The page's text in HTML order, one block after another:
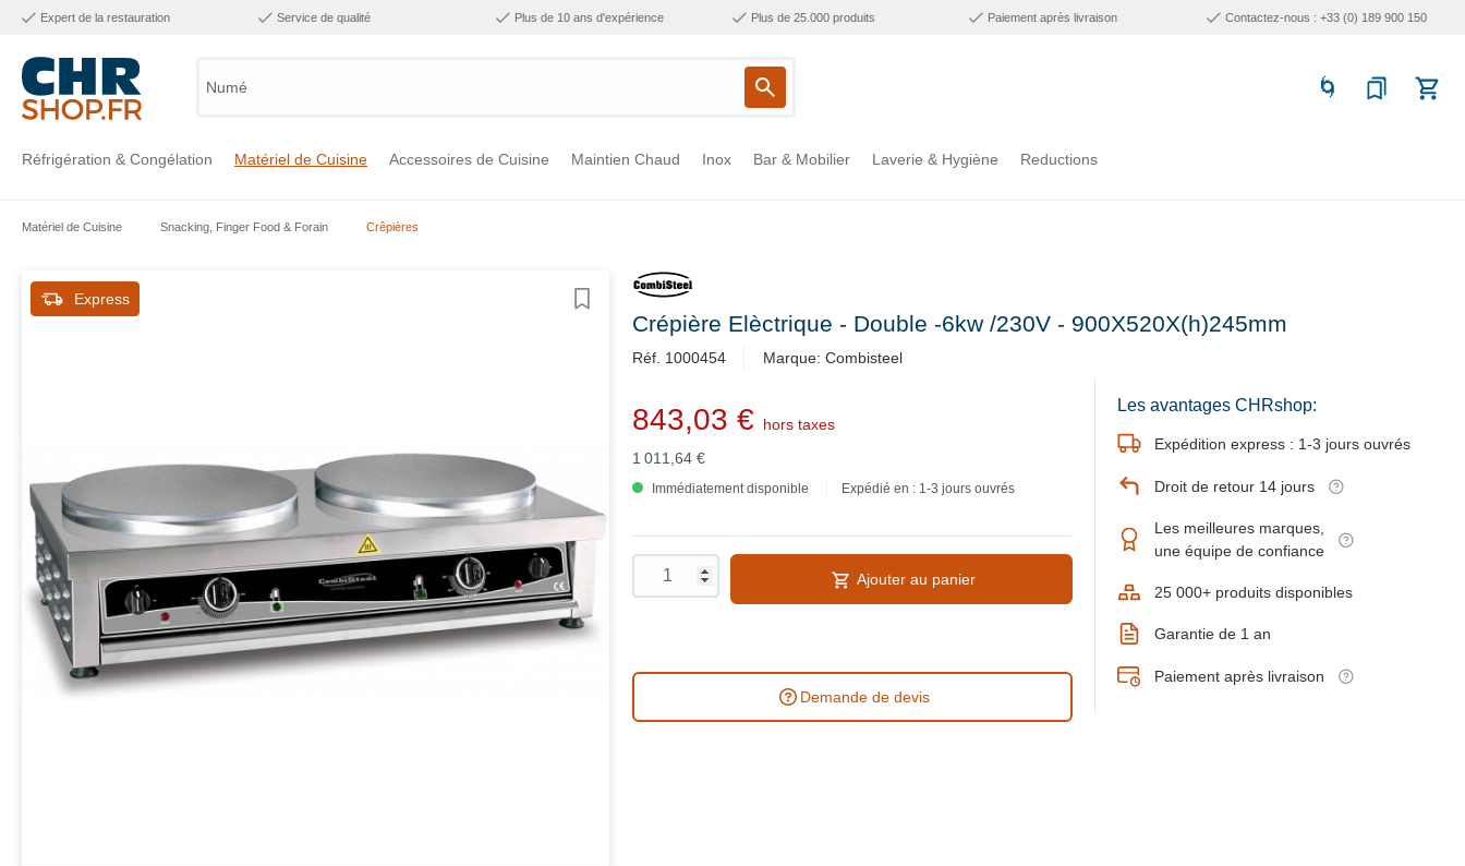
Expert de la restauration Service de qualité Plus de 10 ans d'expérience Plus de 25.000 produits Paiement après livraison Contactez-nous : +33 (0) 189 900 150
Numéro
Réfrigération & Congélation Matériel de Cuisine Accessoires de Cuisine Maintien Chaud Inox Bar & Mobilier Laverie & Hygiène Reductions
Matériel de Cuisine Snacking, Finger Food & Forain Crêpières
Express
Crépière Elèctrique - Double -6kw /230V - 900X520X(h)245mm
Réf. 1000454 Marque: Combisteel
843,03 €
hors taxes
1 011,64 €
Immédiatement disponible Expédié en : 1-3 jours ouvrés
Ajouter au panier
Demande de devis
Les avantages CHRshop:
Expédition express : 1-3 jours ouvrés
Droit de retour 14 jours
Les meilleures marques,
une équipe de confiance
25 000+ produits disponibles
Garantie de 1 an
Paiement après livraison